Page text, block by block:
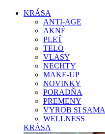
KRÁSA
ANTI-AGE
AKNÉ
PLEŤ
TELO
VLASY
NECHTY
MAKE-UP
NOVINKY
PORADŇA
PREMENY
VYROB SI SAMA
WELLNESS
KRÁSA